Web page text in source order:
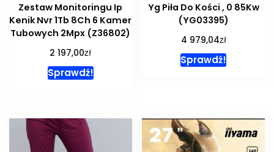
Zestaw Monitoringu Ip
Kenik Nvr 1Tb 8Ch 6 Kamer
Tubowych 2Mpx (Z36802)
2 197,00zł
Sprawdź!
Yg Piła Do Kości , 0 85Kw
(YG03395)
4 979,04zł
Sprawdź!